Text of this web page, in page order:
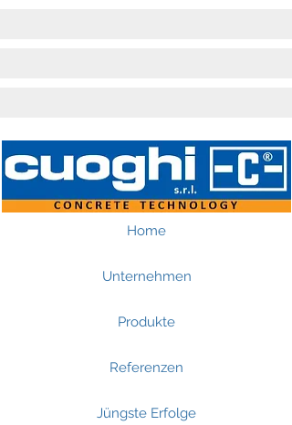
Home
Unternehmen
Produkte
Referenzen
Jüngste Erfolge